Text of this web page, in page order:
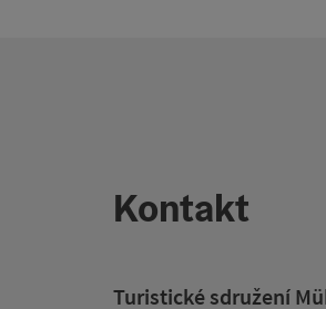
Kontakt
Turistické sdružení